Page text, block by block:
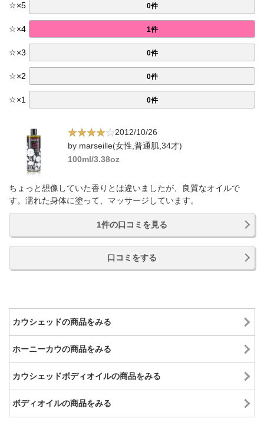
☆×5 0件
☆×4 1件
☆×3 0件
☆×2 0件
☆×1 0件
2012/10/26
by marseille(女性,普通肌,34才)
100ml/3.38oz
ちょっと想像していた香りとは違いましたが、良質なオイルで
す。濡れた身体に塗って、マッサージしています。
1件の口コミを見る
口コミをする
カウシェッドの商品をみる
ホーニーカウの商品をみる
カウシェッドボディオイルの商品をみる
ボディオイルの商品をみる